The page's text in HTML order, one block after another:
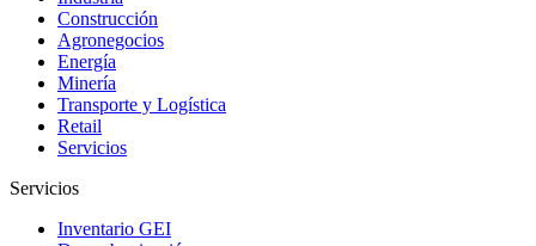
Construcción
Agronegocios
Energía
Minería
Transporte y Logística
Retail
Servicios
Servicios
Inventario GEI